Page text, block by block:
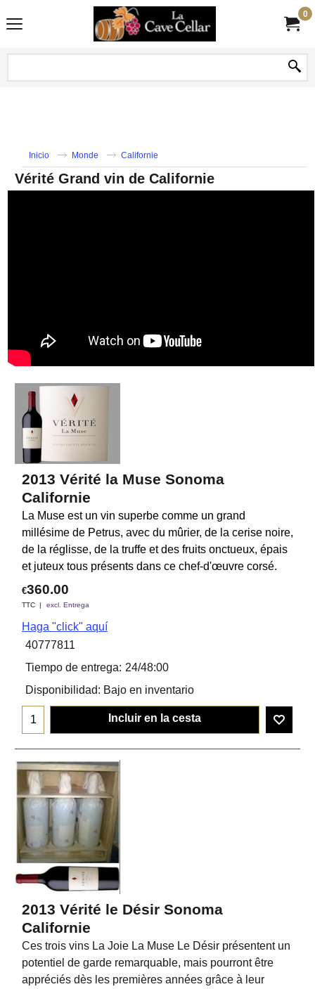
0
Inicio Monde Californie
Vérité Grand vin de Californie
2013 Vérité la Muse Sonoma
Californie
La Muse est un vin superbe comme un grand
millésime de Petrus, avec du mûrier, de la cerise noire,
de la réglisse, de la truffe et des fruits onctueux, épais
et juteux tous présents dans ce chef-d'œuvre corsé.
€360.00
TTC excl. Entrega
Haga "click" aquí
40777811
Tiempo de entrega: 24/48:00
Disponibilidad: Bajo en inventario
Incluir en la cesta
2013 Vérité le Désir Sonoma
Californie
Ces trois vins La Joie La Muse Le Désir présentent un
potentiel de garde remarquable, mais pourront être
appréciés dès les premières années grâce à leur